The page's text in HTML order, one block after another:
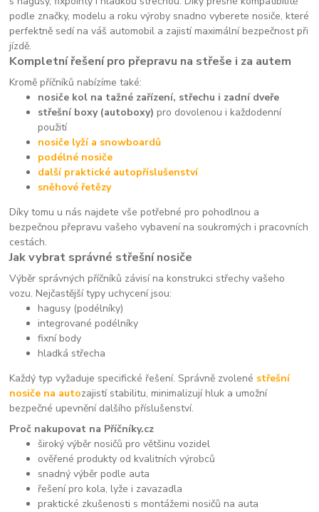
podle značky, modelu a roku výroby snadno vyberete nosiče, které
perfektně sedí na váš automobil a zajistí maximální bezpečnost při
jízdě.
Kompletní řešení pro přepravu na střeše i za autem
Kromě příčníků nabízíme také:
nosiče kol na tažné zařízení, střechu i zadní dveře
střešní boxy (autoboxy) pro dovolenou i každodenní
použití
nosiče lyží a snowboardů
podélné nosiče
další praktické autopříslušenství
sněhové řetězy
Díky tomu u nás najdete vše potřebné pro pohodlnou a
bezpečnou přepravu vašeho vybavení na soukromých i pracovních
cestách.
Jak vybrat správné střešní nosiče
Výběr správných příčníků závisí na konstrukci střechy vašeho
vozu. Nejčastější typy uchycení jsou:
hagusy (podélníky)
integrované podélníky
fixní body
hladká střecha
Každý typ vyžaduje specifické řešení. Správně zvolené střešní
nosiče na autozajistí stabilitu, minimalizují hluk a umožní
bezpečné upevnění dalšího příslušenství.
Proč nakupovat na Příčníky.cz
široký výběr nosičů pro většinu vozidel
ověřené produkty od kvalitních výrobců
snadný výběr podle auta
řešení pro kola, lyže i zavazadla
praktické zkušenosti s montážemi nosičů na auta